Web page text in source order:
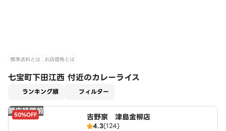
標準送料とは お店価格とは
七宝町下田江西 付近のカレーライス
ランキング順 フィルター
開店時間前
50%OFF 吉野家 津島金柳店
4.3(124)